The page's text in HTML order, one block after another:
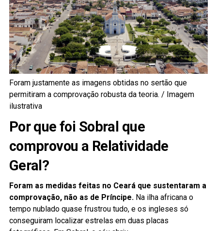
Foram justamente as imagens obtidas no sertão que
permitiram a comprovação robusta da teoria. / Imagem
ilustrativa
Por que foi Sobral que
comprovou a Relatividade
Geral?
Foram as medidas feitas no Ceará que sustentaram a
comprovação, não as de Príncipe.Na ilha africana o
tempo nublado quase frustrou tudo, e os ingleses só
conseguiram localizar estrelas em duas placas